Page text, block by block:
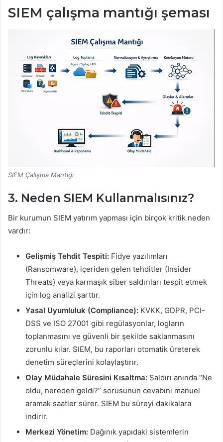
SIEM çalışma mantığı şeması
SIEM Çalışma Mantığı
3. Neden SIEM Kullanmalısınız?
Bir kurumun SIEM yatırım yapması için birçok kritik neden
vardır:
Gelişmiş Tehdit Tespiti: Fidye yazılımları
(Ransomware), içeriden gelen tehditler (Insider
Threats) veya karmaşık siber saldırıları tespit etmek
için log analizi şarttır.
Yasal Uyumluluk (Compliance): KVKK, GDPR, PCI-
DSS ve ISO 27001 gibi regülasyonlar, logların
toplanmasını ve güvenli bir şekilde saklanmasını
zorunlu kılar. SIEM, bu raporları otomatik üreterek
denetim süreçlerini kolaylaştırır.
Olay Müdahale Süresini Kısaltma: Saldırı anında “Ne
oldu, nereden geldi?” sorusunun cevabını manuel
aramak saatler sürer. SIEM bu süreyi dakikalara
indirir.
Merkezi Yönetim: Dağınık yapıdaki sistemlerin